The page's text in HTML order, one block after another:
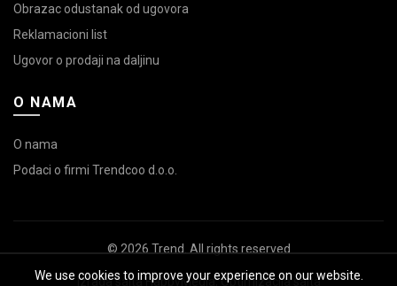
Obrazac odustanak od ugovora
Reklamacioni list
Ugovor o prodaji na daljinu
O NAMA
O nama
Podaci o firmi Trendcoo d.o.o.
© 2026 Trend . All rights reserved
Izrada sajtaHappyMedia,Optimizacija sajta
We use cookies to improve your experience on our website.